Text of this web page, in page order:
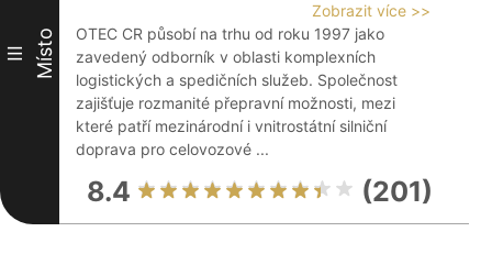
III Místo
Zobrazit více >>
OTEC CR působí na trhu od roku 1997 jako
zavedený odborník v oblasti komplexních
logistických a spedičních služeb. Společnost
zajišťuje rozmanité přepravní možnosti, mezi
které patří mezinárodní i vnitrostátní silniční
doprava pro celovozové ...
8.4 (201)